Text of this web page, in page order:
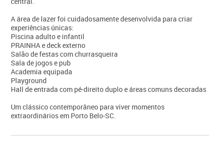
A área de lazer foi cuidadosamente desenvolvida para criar
experiências únicas:
Piscina adulto e infantil
PRAINHA e deck externo
Salão de festas com churrasqueira
Sala de jogos e pub
Academia equipada
Playground
Hall de entrada com pé-direito duplo e áreas comuns decoradas
Um clássico contemporâneo para viver momentos
extraordinários em Porto Belo-SC.